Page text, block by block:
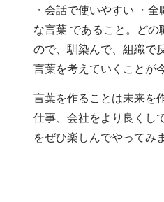
・会話で使いやすい ・
な言葉 であること。どの
ので、馴染んで、組織で
言葉を考えていくことが
言葉を作ることは未来を
仕事、会社をより良くし
をぜひ楽しんでやってみ